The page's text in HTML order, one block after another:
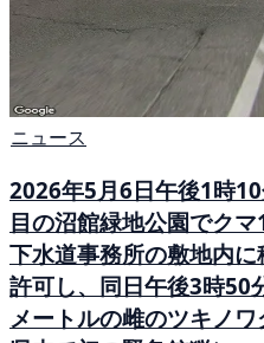
ニュース
2026年5月6日午後1時
目の沼館緑地公園でク
下水道事務所の敷地内
許可し、同日午後3時50
メートルの雌のツキノ